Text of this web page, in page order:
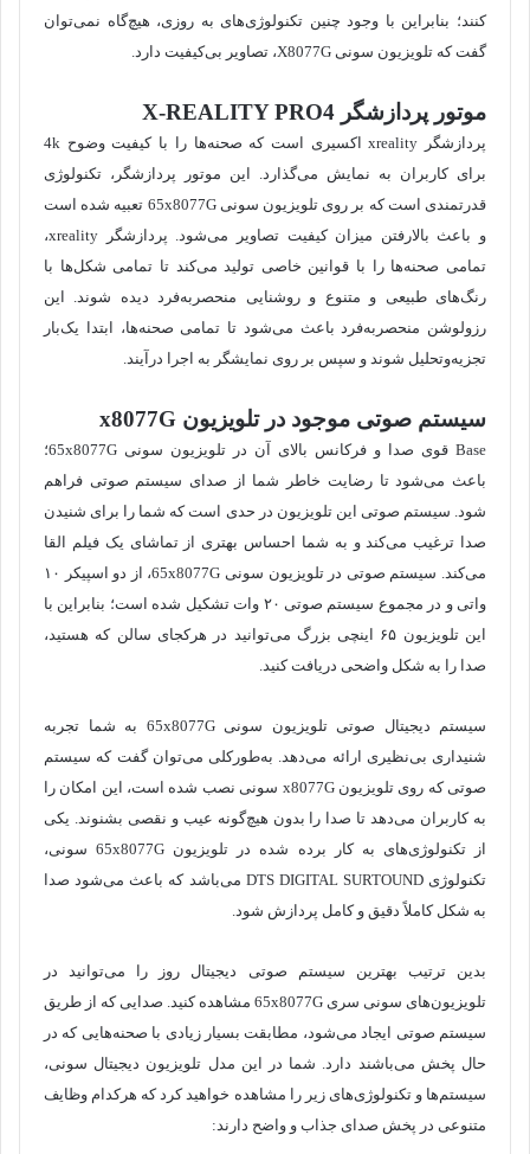
کنند؛ بنابراین با وجود چنین تکنولوژی‌های به روزی، هیچ‌گاه نمی‌توان
گفت که تلویزیون سونی X8077G، تصاویر بی‌کیفیت دارد.
موتور پردازشگر X-REALITY PRO4
پردازشگر xreality اکسیری است که صحنه‌ها را با کیفیت وضوح 4k
برای کاربران به نمایش می‌گذارد. این موتور پردازشگر، تکنولوژی
قدرتمندی است که بر روی تلویزیون سونی 65x8077G تعبیه شده است
و باعث بالارفتن میزان کیفیت تصاویر می‌شود. پردازشگر xreality،
تمامی صحنه‌ها را با قوانین خاصی تولید می‌کند تا تمامی شکل‌ها با
رنگ‌های طبیعی و متنوع و روشنایی منحصربه‌فرد دیده شوند. این
رزولوشن منحصربه‌فرد باعث می‌شود تا تمامی صحنه‌ها، ابتدا یک‌بار
تجزیه‌وتحلیل شوند و سپس بر روی نمایشگر به اجرا درآیند.
سیستم صوتی موجود در تلویزیون x8077G
Base قوی صدا و فرکانس بالای آن در تلویزیون سونی 65x8077G؛
باعث می‌شود تا رضایت خاطر شما از صدای سیستم صوتی فراهم
شود. سیستم صوتی این تلویزیون در حدی است که شما را برای شنیدن
صدا ترغیب می‌کند و به شما احساس بهتری از تماشای یک فیلم القا
می‌کند. سیستم صوتی در تلویزیون سونی 65x8077G، از دو اسپیکر ۱۰
واتی و در مجموع سیستم صوتی ۲۰ وات تشکیل شده است؛ بنابراین با
این تلویزیون ۶۵ اینچی بزرگ می‌توانید در هرکجای سالن که هستید،
صدا را به شکل واضحی دریافت کنید.
سیستم دیجیتال صوتی تلویزیون سونی 65x8077G به شما تجربه
شنیداری بی‌نظیری ارائه می‌دهد. به‌طورکلی می‌توان گفت که سیستم
صوتی که روی تلویزیون x8077G سونی نصب شده است، این امکان را
به کاربران می‌دهد تا صدا را بدون هیچ‌گونه عیب و نقصی بشنوند. یکی
از تکنولوژی‌های به کار برده شده در تلویزیون 65x8077G سونی،
تکنولوژی DTS DIGITAL SURTOUND می‌باشد که باعث می‌شود صدا
به شکل کاملاً دقیق و کامل پردازش شود.
بدین ترتیب بهترین سیستم صوتی دیجیتال روز را می‌توانید در
تلویزیون‌های سونی سری 65x8077G مشاهده کنید. صدایی که از طریق
سیستم صوتی ایجاد می‌شود، مطابقت بسیار زیادی با صحنه‌هایی که در
حال پخش می‌باشند دارد. شما در این مدل تلویزیون دیجیتال سونی،
سیستم‌ها و تکنولوژی‌های زیر را مشاهده خواهید کرد که هرکدام وظایف
متنوعی در پخش صدای جذاب و واضح دارند: